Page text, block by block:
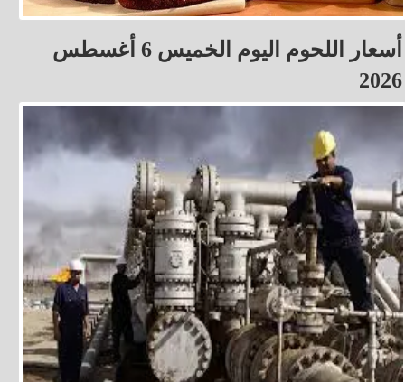
أسعار اللحوم اليوم الخميس 6 أغسطس
2026